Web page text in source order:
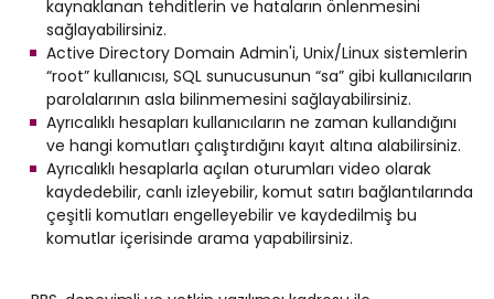
kaynaklanan tehditlerin ve hataların önlenmesini
sağlayabilirsiniz.
Active Directory Domain Admin'i, Unix/Linux sistemlerin
“root” kullanıcısı, SQL sunucusunun “sa” gibi kullanıcıların
parolalarının asla bilinmemesini sağlayabilirsiniz.
Ayrıcalıklı hesapları kullanıcıların ne zaman kullandığını
ve hangi komutları çalıştırdığını kayıt altına alabilirsiniz.
Ayrıcalıklı hesaplarla açılan oturumları video olarak
kaydedebilir, canlı izleyebilir, komut satırı bağlantılarında
çeşitli komutları engelleyebilir ve kaydedilmiş bu
komutlar içerisinde arama yapabilirsiniz.